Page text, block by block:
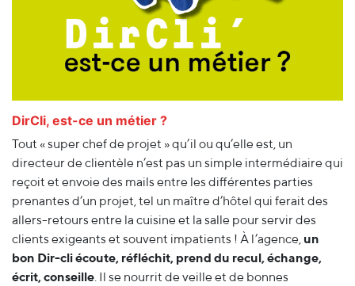
DirCli, est-ce un métier ?
Tout « super chef de projet » qu’il ou qu’elle est, un
directeur de clientèle n’est pas un simple intermédiaire qui
reçoit et envoie des mails entre les différentes parties
prenantes d’un projet, tel un maître d’hôtel qui ferait des
allers-retours entre la cuisine et la salle pour servir des
clients exigeants et souvent impatients ! À l’agence, un
bon Dir-cli écoute, réfléchit, prend du recul, échange,
écrit, conseille. Il se nourrit de veille et de bonnes